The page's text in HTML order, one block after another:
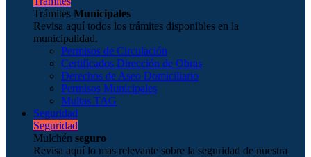
Trámites Municipales
Revisa aquí todos los trámites disponibles en la
municipalidad.
Permisos de Circulación
Certificados Dirección de Obras
Derechos de Aseo Domiciliario
Permisos Municipales
Multas TAG
Seguridad
Seguridad
Mulchén seguro
Revisa aquí lo mas relevante sobre la seguridad de nuestra